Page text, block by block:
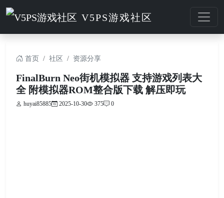
V5PS游戏社区
首页 社区 资源分享
FinalBurn Neo街机模拟器 支持游戏列表大
全 附模拟器ROM整合版下载 解压即玩
huyai85885 2025-10-30 375 0